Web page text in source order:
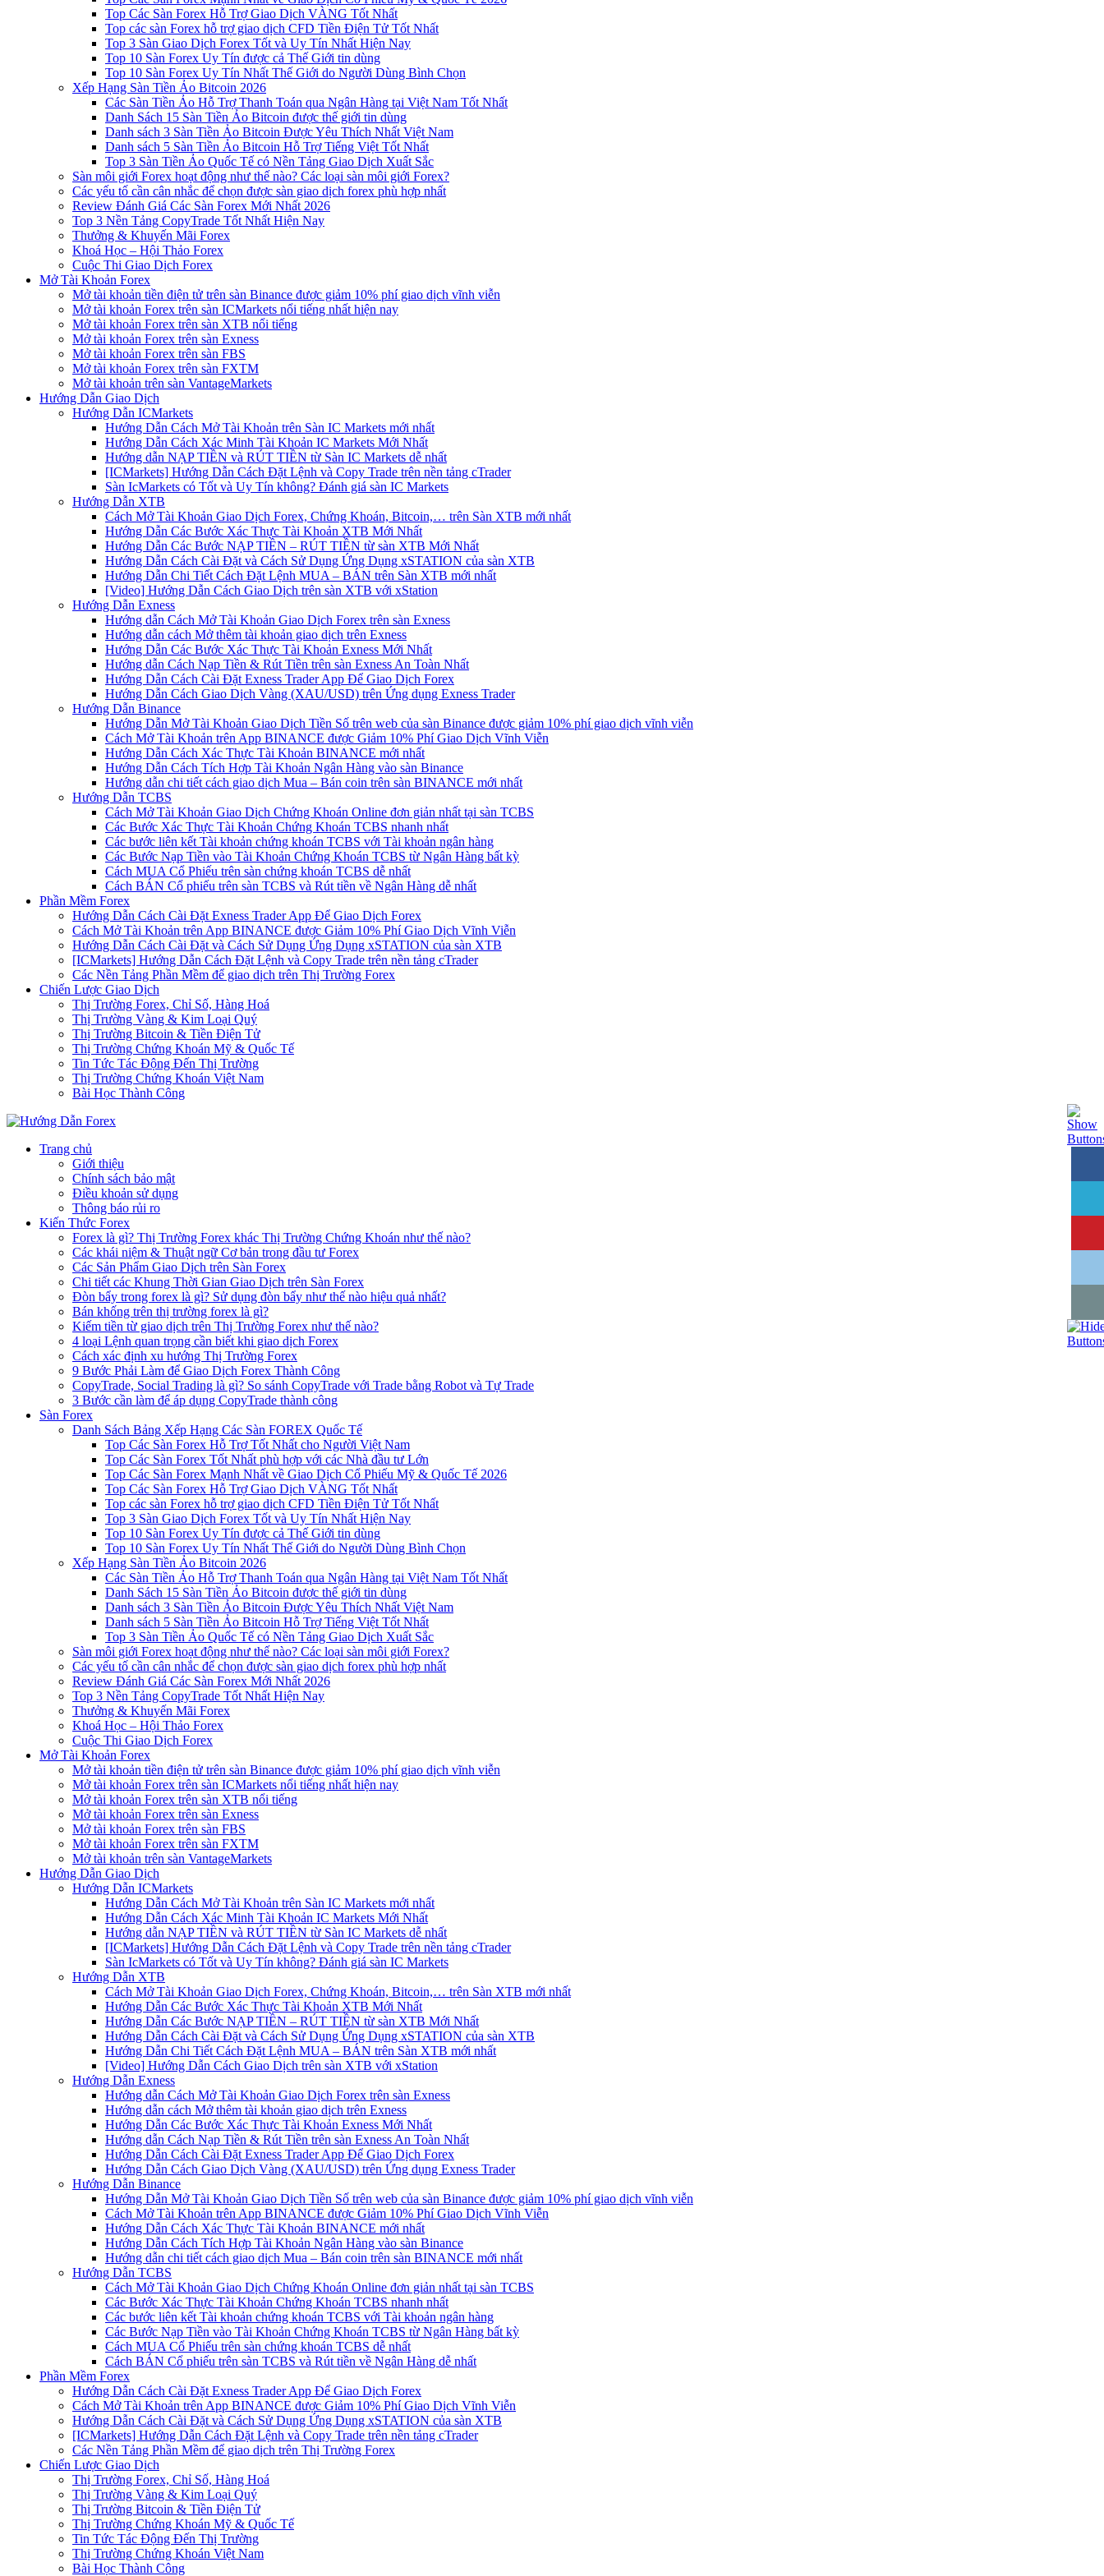
Top Các Sàn Forex Hỗ Trợ Giao Dịch VÀNG Tốt Nhất
Top các sàn Forex hỗ trợ giao dịch CFD Tiền Điện Tử Tốt Nhất
Top 3 Sàn Giao Dịch Forex Tốt và Uy Tín Nhất Hiện Nay
Top 10 Sàn Forex Uy Tín được cả Thế Giới tin dùng
Top 10 Sàn Forex Uy Tín Nhất Thế Giới do Người Dùng Bình Chọn
Xếp Hạng Sàn Tiền Ảo Bitcoin 2026
Các Sàn Tiền Ảo Hỗ Trợ Thanh Toán qua Ngân Hàng tại Việt Nam Tốt Nhất
Danh Sách 15 Sàn Tiền Ảo Bitcoin được thế giới tin dùng
Danh sách 3 Sàn Tiền Ảo Bitcoin Được Yêu Thích Nhất Việt Nam
Danh sách 5 Sàn Tiền Ảo Bitcoin Hỗ Trợ Tiếng Việt Tốt Nhất
Top 3 Sàn Tiền Ảo Quốc Tế có Nền Tảng Giao Dịch Xuất Sắc
Sàn môi giới Forex hoạt động như thế nào? Các loại sàn môi giới Forex?
Các yếu tố cần cân nhắc để chọn được sàn giao dịch forex phù hợp nhất
Review Đánh Giá Các Sàn Forex Mới Nhất 2026
Top 3 Nền Tảng CopyTrade Tốt Nhất Hiện Nay
Thưởng & Khuyến Mãi Forex
Khoá Học – Hội Thảo Forex
Cuộc Thi Giao Dịch Forex
Mở Tài Khoản Forex
Mở tài khoản tiền điện tử trên sàn Binance được giảm 10% phí giao dịch vĩnh viễn
Mở tài khoản Forex trên sàn ICMarkets nổi tiếng nhất hiện nay
Mở tài khoản Forex trên sàn XTB nổi tiếng
Mở tài khoản Forex trên sàn Exness
Mở tài khoản Forex trên sàn FBS
Mở tài khoản Forex trên sàn FXTM
Mở tài khoản trên sàn VantageMarkets
Hướng Dẫn Giao Dịch
Hướng Dẫn ICMarkets
Hướng Dẫn Cách Mở Tài Khoản trên Sàn IC Markets mới nhất
Hướng Dẫn Cách Xác Minh Tài Khoản IC Markets Mới Nhất
Hướng dẫn NẠP TIỀN và RÚT TIỀN từ Sàn IC Markets dễ nhất
[ICMarkets] Hướng Dẫn Cách Đặt Lệnh và Copy Trade trên nền tảng cTrader
Sàn IcMarkets có Tốt và Uy Tín không? Đánh giá sàn IC Markets
Hướng Dẫn XTB
Cách Mở Tài Khoản Giao Dịch Forex, Chứng Khoán, Bitcoin,… trên Sàn XTB mới nhất
Hướng Dẫn Các Bước Xác Thực Tài Khoản XTB Mới Nhất
Hướng Dẫn Các Bước NẠP TIỀN – RÚT TIỀN từ sàn XTB Mới Nhất
Hướng Dẫn Cách Cài Đặt và Cách Sử Dụng Ứng Dụng xSTATION của sàn XTB
Hướng Dẫn Chi Tiết Cách Đặt Lệnh MUA – BÁN trên Sàn XTB mới nhất
[Video] Hướng Dẫn Cách Giao Dịch trên sàn XTB với xStation
Hướng Dẫn Exness
Hướng dẫn Cách Mở Tài Khoản Giao Dịch Forex trên sàn Exness
Hướng dẫn cách Mở thêm tài khoản giao dịch trên Exness
Hướng Dẫn Các Bước Xác Thực Tài Khoản Exness Mới Nhất
Hướng dẫn Cách Nạp Tiền & Rút Tiền trên sàn Exness An Toàn Nhất
Hướng Dẫn Cách Cài Đặt Exness Trader App Để Giao Dịch Forex
Hướng Dẫn Cách Giao Dịch Vàng (XAU/USD) trên Ứng dụng Exness Trader
Hướng Dẫn Binance
Hướng Dẫn Mở Tài Khoản Giao Dịch Tiền Số trên web của sàn Binance được giảm 10% phí giao dịch vĩnh viễn
Cách Mở Tài Khoản trên App BINANCE được Giảm 10% Phí Giao Dịch Vĩnh Viễn
Hướng Dẫn Cách Xác Thực Tài Khoản BINANCE mới nhất
Hướng Dẫn Cách Tích Hợp Tài Khoản Ngân Hàng vào sàn Binance
Hướng dẫn chi tiết cách giao dịch Mua – Bán coin trên sàn BINANCE mới nhất
Hướng Dẫn TCBS
Cách Mở Tài Khoản Giao Dịch Chứng Khoán Online đơn giản nhất tại sàn TCBS
Các Bước Xác Thực Tài Khoản Chứng Khoán TCBS nhanh nhất
Các bước liên kết Tài khoản chứng khoán TCBS với Tài khoản ngân hàng
Các Bước Nạp Tiền vào Tài Khoản Chứng Khoán TCBS từ Ngân Hàng bất kỳ
Cách MUA Cổ Phiếu trên sàn chứng khoán TCBS dễ nhất
Cách BÁN Cổ phiếu trên sàn TCBS và Rút tiền về Ngân Hàng dễ nhất
Phần Mềm Forex
Hướng Dẫn Cách Cài Đặt Exness Trader App Để Giao Dịch Forex
Cách Mở Tài Khoản trên App BINANCE được Giảm 10% Phí Giao Dịch Vĩnh Viễn
Hướng Dẫn Cách Cài Đặt và Cách Sử Dụng Ứng Dụng xSTATION của sàn XTB
[ICMarkets] Hướng Dẫn Cách Đặt Lệnh và Copy Trade trên nền tảng cTrader
Các Nền Tảng Phần Mềm để giao dịch trên Thị Trường Forex
Chiến Lược Giao Dịch
Thị Trường Forex, Chỉ Số, Hàng Hoá
Thị Trường Vàng & Kim Loại Quý
Thị Trường Bitcoin & Tiền Điện Tử
Thị Trường Chứng Khoán Mỹ & Quốc Tế
Tin Tức Tác Động Đến Thị Trường
Thị Trường Chứng Khoán Việt Nam
Bài Học Thành Công
Trang chủ
Giới thiệu
Chính sách bảo mật
Điều khoản sử dụng
Thông báo rủi ro
Kiến Thức Forex
Forex là gì? Thị Trường Forex khác Thị Trường Chứng Khoán như thế nào?
Các khái niệm & Thuật ngữ Cơ bản trong đầu tư Forex
Các Sản Phẩm Giao Dịch trên Sàn Forex
Chi tiết các Khung Thời Gian Giao Dịch trên Sàn Forex
Đòn bẩy trong forex là gì? Sử dụng đòn bẩy như thế nào hiệu quả nhất?
Bán khống trên thị trường forex là gì?
Kiếm tiền từ giao dịch trên Thị Trường Forex như thế nào?
4 loại Lệnh quan trọng cần biết khi giao dịch Forex
Cách xác định xu hướng Thị Trường Forex
9 Bước Phải Làm để Giao Dịch Forex Thành Công
CopyTrade, Social Trading là gì? So sánh CopyTrade với Trade bằng Robot và Tự Trade
3 Bước cần làm để áp dụng CopyTrade thành công
Sàn Forex
Danh Sách Bảng Xếp Hạng Các Sàn FOREX Quốc Tế
Top Các Sàn Forex Hỗ Trợ Tốt Nhất cho Người Việt Nam
Top Các Sàn Forex Tốt Nhất phù hợp với các Nhà đầu tư Lớn
Top Các Sàn Forex Mạnh Nhất về Giao Dịch Cổ Phiếu Mỹ & Quốc Tế 2026
Top Các Sàn Forex Hỗ Trợ Giao Dịch VÀNG Tốt Nhất
Top các sàn Forex hỗ trợ giao dịch CFD Tiền Điện Tử Tốt Nhất
Top 3 Sàn Giao Dịch Forex Tốt và Uy Tín Nhất Hiện Nay
Top 10 Sàn Forex Uy Tín được cả Thế Giới tin dùng
Top 10 Sàn Forex Uy Tín Nhất Thế Giới do Người Dùng Bình Chọn
Xếp Hạng Sàn Tiền Ảo Bitcoin 2026
Các Sàn Tiền Ảo Hỗ Trợ Thanh Toán qua Ngân Hàng tại Việt Nam Tốt Nhất
Danh Sách 15 Sàn Tiền Ảo Bitcoin được thế giới tin dùng
Danh sách 3 Sàn Tiền Ảo Bitcoin Được Yêu Thích Nhất Việt Nam
Danh sách 5 Sàn Tiền Ảo Bitcoin Hỗ Trợ Tiếng Việt Tốt Nhất
Top 3 Sàn Tiền Ảo Quốc Tế có Nền Tảng Giao Dịch Xuất Sắc
Sàn môi giới Forex hoạt động như thế nào? Các loại sàn môi giới Forex?
Các yếu tố cần cân nhắc để chọn được sàn giao dịch forex phù hợp nhất
Review Đánh Giá Các Sàn Forex Mới Nhất 2026
Top 3 Nền Tảng CopyTrade Tốt Nhất Hiện Nay
Thưởng & Khuyến Mãi Forex
Khoá Học – Hội Thảo Forex
Cuộc Thi Giao Dịch Forex
Mở Tài Khoản Forex
Mở tài khoản tiền điện tử trên sàn Binance được giảm 10% phí giao dịch vĩnh viễn
Mở tài khoản Forex trên sàn ICMarkets nổi tiếng nhất hiện nay
Mở tài khoản Forex trên sàn XTB nổi tiếng
Mở tài khoản Forex trên sàn Exness
Mở tài khoản Forex trên sàn FBS
Mở tài khoản Forex trên sàn FXTM
Mở tài khoản trên sàn VantageMarkets
Hướng Dẫn Giao Dịch
Hướng Dẫn ICMarkets
Hướng Dẫn Cách Mở Tài Khoản trên Sàn IC Markets mới nhất
Hướng Dẫn Cách Xác Minh Tài Khoản IC Markets Mới Nhất
Hướng dẫn NẠP TIỀN và RÚT TIỀN từ Sàn IC Markets dễ nhất
[ICMarkets] Hướng Dẫn Cách Đặt Lệnh và Copy Trade trên nền tảng cTrader
Sàn IcMarkets có Tốt và Uy Tín không? Đánh giá sàn IC Markets
Hướng Dẫn XTB
Cách Mở Tài Khoản Giao Dịch Forex, Chứng Khoán, Bitcoin,… trên Sàn XTB mới nhất
Hướng Dẫn Các Bước Xác Thực Tài Khoản XTB Mới Nhất
Hướng Dẫn Các Bước NẠP TIỀN – RÚT TIỀN từ sàn XTB Mới Nhất
Hướng Dẫn Cách Cài Đặt và Cách Sử Dụng Ứng Dụng xSTATION của sàn XTB
Hướng Dẫn Chi Tiết Cách Đặt Lệnh MUA – BÁN trên Sàn XTB mới nhất
[Video] Hướng Dẫn Cách Giao Dịch trên sàn XTB với xStation
Hướng Dẫn Exness
Hướng dẫn Cách Mở Tài Khoản Giao Dịch Forex trên sàn Exness
Hướng dẫn cách Mở thêm tài khoản giao dịch trên Exness
Hướng Dẫn Các Bước Xác Thực Tài Khoản Exness Mới Nhất
Hướng dẫn Cách Nạp Tiền & Rút Tiền trên sàn Exness An Toàn Nhất
Hướng Dẫn Cách Cài Đặt Exness Trader App Để Giao Dịch Forex
Hướng Dẫn Cách Giao Dịch Vàng (XAU/USD) trên Ứng dụng Exness Trader
Hướng Dẫn Binance
Hướng Dẫn Mở Tài Khoản Giao Dịch Tiền Số trên web của sàn Binance được giảm 10% phí giao dịch vĩnh viễn
Cách Mở Tài Khoản trên App BINANCE được Giảm 10% Phí Giao Dịch Vĩnh Viễn
Hướng Dẫn Cách Xác Thực Tài Khoản BINANCE mới nhất
Hướng Dẫn Cách Tích Hợp Tài Khoản Ngân Hàng vào sàn Binance
Hướng dẫn chi tiết cách giao dịch Mua – Bán coin trên sàn BINANCE mới nhất
Hướng Dẫn TCBS
Cách Mở Tài Khoản Giao Dịch Chứng Khoán Online đơn giản nhất tại sàn TCBS
Các Bước Xác Thực Tài Khoản Chứng Khoán TCBS nhanh nhất
Các bước liên kết Tài khoản chứng khoán TCBS với Tài khoản ngân hàng
Các Bước Nạp Tiền vào Tài Khoản Chứng Khoán TCBS từ Ngân Hàng bất kỳ
Cách MUA Cổ Phiếu trên sàn chứng khoán TCBS dễ nhất
Cách BÁN Cổ phiếu trên sàn TCBS và Rút tiền về Ngân Hàng dễ nhất
Phần Mềm Forex
Hướng Dẫn Cách Cài Đặt Exness Trader App Để Giao Dịch Forex
Cách Mở Tài Khoản trên App BINANCE được Giảm 10% Phí Giao Dịch Vĩnh Viễn
Hướng Dẫn Cách Cài Đặt và Cách Sử Dụng Ứng Dụng xSTATION của sàn XTB
[ICMarkets] Hướng Dẫn Cách Đặt Lệnh và Copy Trade trên nền tảng cTrader
Các Nền Tảng Phần Mềm để giao dịch trên Thị Trường Forex
Chiến Lược Giao Dịch
Thị Trường Forex, Chỉ Số, Hàng Hoá
Thị Trường Vàng & Kim Loại Quý
Thị Trường Bitcoin & Tiền Điện Tử
Thị Trường Chứng Khoán Mỹ & Quốc Tế
Tin Tức Tác Động Đến Thị Trường
Thị Trường Chứng Khoán Việt Nam
Bài Học Thành Công